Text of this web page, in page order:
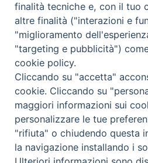
VIDEOGALLERY
PHOTOGALLERY
Diocesi di Caltagirone
Piazza San Francesco d’Assisi, 9 – tel. 0933.34186
comunicazionisociali@diocesidicaltagirone.it
finalità tecniche e, con il tuo
altre finalità ("interazioni e
"miglioramento
"targeting e pubblicità")
cookie policy.
Cliccando su "accetta"
cookie. Cliccando su
maggiori informazioni sui
personalizzare le tue
"rifiuta" o chiudendo questa
la navigazione installando i